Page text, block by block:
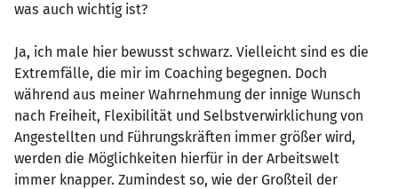
was auch wichtig ist?
Ja, ich male hier bewusst schwarz. Vielleicht sind es die
Extremfälle, die mir im Coaching begegnen. Doch
während aus meiner Wahrnehmung der innige Wunsch
nach Freiheit, Flexibilität und Selbstverwirklichung von
Angestellten und Führungskräften immer größer wird,
werden die Möglichkeiten hierfür in der Arbeitswelt
immer knapper. Zumindest so, wie der Großteil der